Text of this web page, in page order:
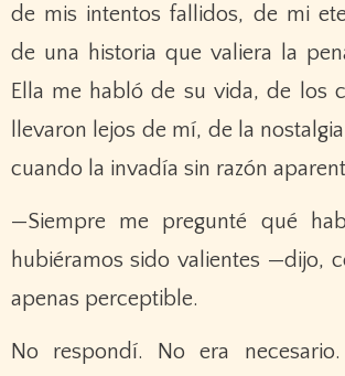
de mis intentos fallidos, de mi
de una historia que valiera la
Ella me habló de su vida, de los
llevaron lejos de mí, de la
cuando la invadía sin razón
—Siempre me pregunté qué
hubiéramos sido valientes —dijo,
apenas perceptible.
No respondí. No era